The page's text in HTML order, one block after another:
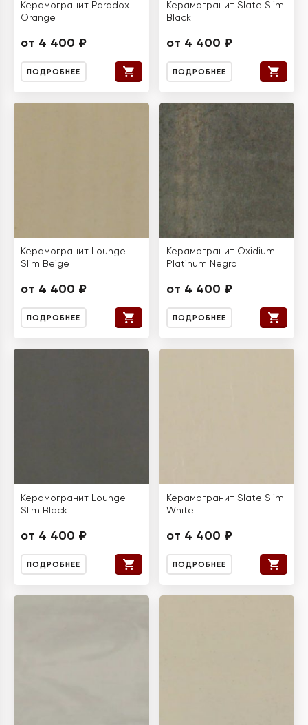
Керамогранит Paradox
Orange
от 4 400 ₽
ПОДРОБНЕЕ
Керамогранит Slate Slim
Black
от 4 400 ₽
ПОДРОБНЕЕ
Керамогранит Lounge
Slim Beige
от 4 400 ₽
ПОДРОБНЕЕ
Керамогранит Oxidium
Platinum Negro
от 4 400 ₽
ПОДРОБНЕЕ
Керамогранит Lounge
Slim Black
от 4 400 ₽
ПОДРОБНЕЕ
Керамогранит Slate Slim
White
от 4 400 ₽
ПОДРОБНЕЕ